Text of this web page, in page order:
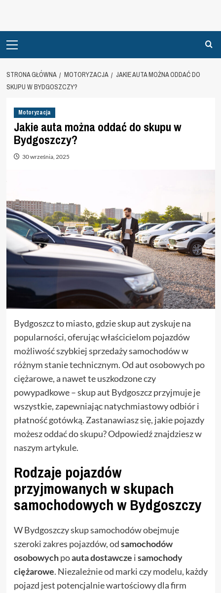
Menu
STRONA GŁÓWNA MOTORYZACJA
JAKIE AUTA MOŻNA ODDAĆ DO
SKUPU W BYDGOSZCZY?
Motoryzacja
Jakie auta można oddać do skupu w
Bydgoszczy?
30 września, 2025
Bydgoszcz to miasto, gdzie skup aut zyskuje na
popularności, oferując właścicielom pojazdów
możliwość szybkiej sprzedaży samochodów w
różnym stanie technicznym. Od aut osobowych po
ciężarowe, a nawet te uszkodzone czy
powypadkowe – skup aut Bydgoszcz przyjmuje je
wszystkie, zapewniając natychmiastowy odbiór i
płatność gotówką. Zastanawiasz się, jakie pojazdy
możesz oddać do skupu? Odpowiedź znajdziesz w
naszym artykule.
Rodzaje pojazdów
przyjmowanych w skupach
samochodowych w Bydgoszczy
W Bydgoszczy skup samochodów obejmuje
szeroki zakres pojazdów, odsamochodów
osobowychpoauta dostawcze isamochody
ciężarowe. Niezależnie od marki czy modelu, każdy
pojazd jest potencjalnie wartościowy dla firm